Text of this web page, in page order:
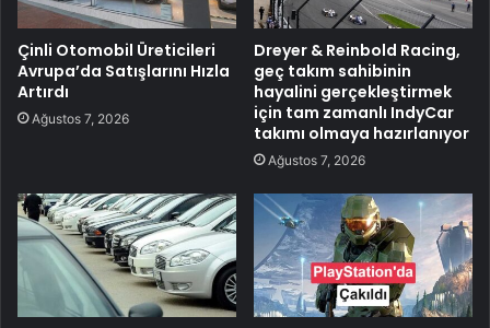
Çinli Otomobil Üreticileri
Avrupa’da Satışlarını Hızla
Artırdı
Ağustos 7, 2026
Dreyer & Reinbold Racing,
geç takım sahibinin
hayalini gerçekleştirmek
için tam zamanlı IndyCar
takımı olmaya hazırlanıyor
Ağustos 7, 2026